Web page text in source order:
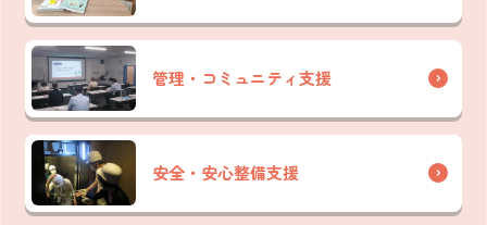
管理・コミュニティ支援
安全・安心整備支援